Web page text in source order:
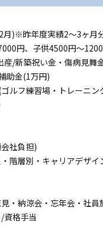
月)※昨年度実績2〜3ヶ月
円、子供4500円～
産/新築祝い金・傷病見舞
助金(1万円)
ルフ練習場・トレーニン
社負担)
階層別・キャリアデザイ
・納涼会・忘年会・社員
資格手当